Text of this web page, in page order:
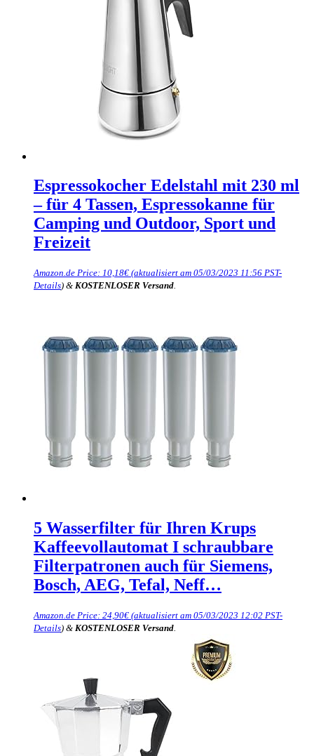
Espressokocher Edelstahl mit 230 ml
– für 4 Tassen, Espressokanne für
Camping und Outdoor, Sport und
Freizeit
Amazon.de Price: 10,18€ (aktualisiert am 05/03/2023 11:56 PST-
Details) & KOSTENLOSER Versand.
5 Wasserfilter für Ihren Krups
Kaffeevollautomat I schraubbare
Filterpatronen auch für Siemens,
Bosch, AEG, Tefal, Neff…
Amazon.de Price: 24,90€ (aktualisiert am 05/03/2023 12:02 PST-
Details) & KOSTENLOSER Versand.